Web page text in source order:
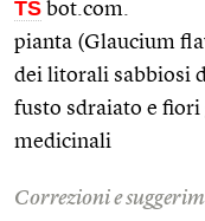
TS bot.com.
pianta (Glaucium
dei litorali sabbiosi
fusto sdraiato e
medicinali
Correzioni e